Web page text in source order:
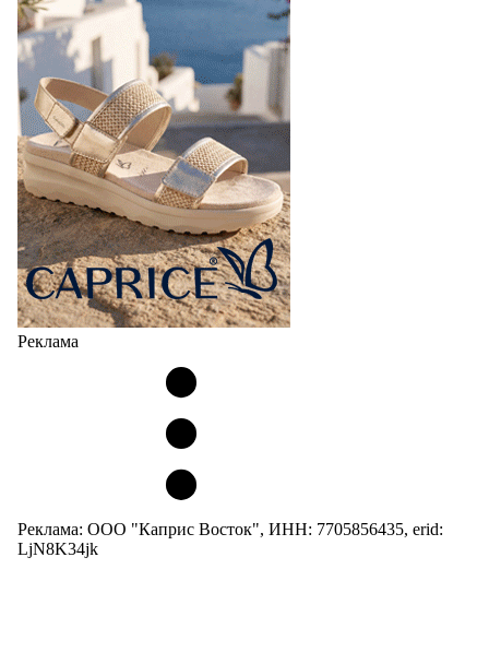
Реклама
Реклама: ООО "Каприс Восток", ИНН: 7705856435, erid:
LjN8K34jk